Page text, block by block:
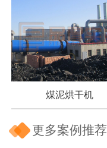
煤泥烘干机
更多案例推荐